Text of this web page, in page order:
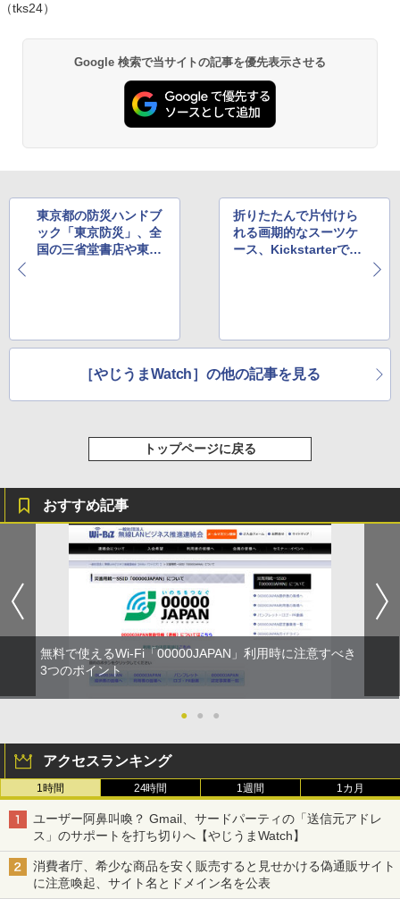
（tks24）
Google 検索で当サイトの記事を優先表示させる
東京都の防災ハンドブ
ック「東京防災」、全
国の三省堂書店や東急
折りたたんで片付けら
れる画期的なスーツケ
ース、Kickstarterで目
［やじうまWatch］の他の記事を見る
トップページに戻る
おすすめ記事
無料で使えるWi-Fi「00000JAPAN」利用時に注意すべき
3つのポイント
● ● ●
アクセスランキング
1時間 24時間 1週間 1カ月
ユーザー阿鼻叫喚？ Gmail、サードパーティの「送信元アドレ
ス」のサポートを打ち切りへ【やじうまWatch】
消費者庁、希少な商品を安く販売すると見せかける偽通販サイト
に注意喚起、サイト名とドメイン名を公表